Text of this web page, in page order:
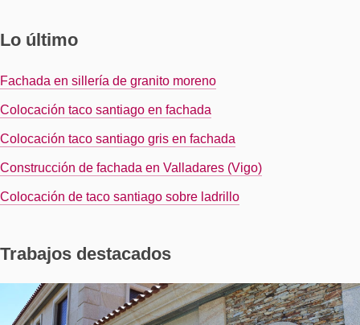
Lo último
Fachada en sillería de granito moreno
Colocación taco santiago en fachada
Colocación taco santiago gris en fachada
Construcción de fachada en Valladares (Vigo)
Colocación de taco santiago sobre ladrillo
Trabajos destacados